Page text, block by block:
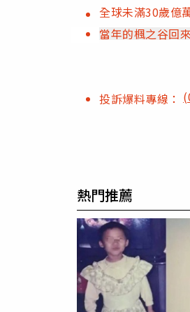
全球未滿30歲億
當年的楓之谷回
投訴爆料專線：
熱門推薦